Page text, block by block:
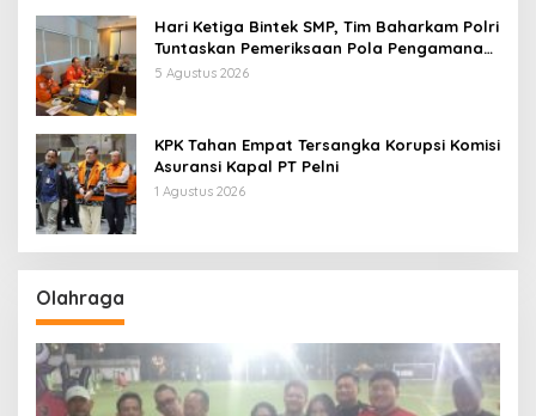
Hari Ketiga Bintek SMP, Tim Baharkam Polri
Tuntaskan Pemeriksaan Pola Pengamanan
Pertamina Patra Niaga Jabar
5 Agustus 2026
KPK Tahan Empat Tersangka Korupsi Komisi
Asuransi Kapal PT Pelni
1 Agustus 2026
Olahraga